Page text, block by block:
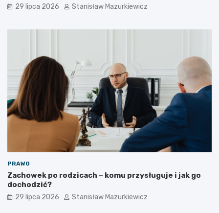
29 lipca 2026 Stanisław Mazurkiewicz
PRAWO
Zachowek po rodzicach – komu przysługuje i jak go
dochodzić?
29 lipca 2026 Stanisław Mazurkiewicz